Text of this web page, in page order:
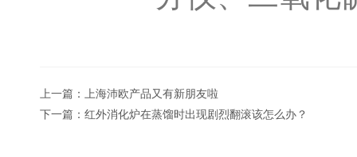
上一篇：
上海沛欧产品又有新朋友啦
下一篇： 红外消化炉在蒸馏时出现剧烈翻滚该怎么办？